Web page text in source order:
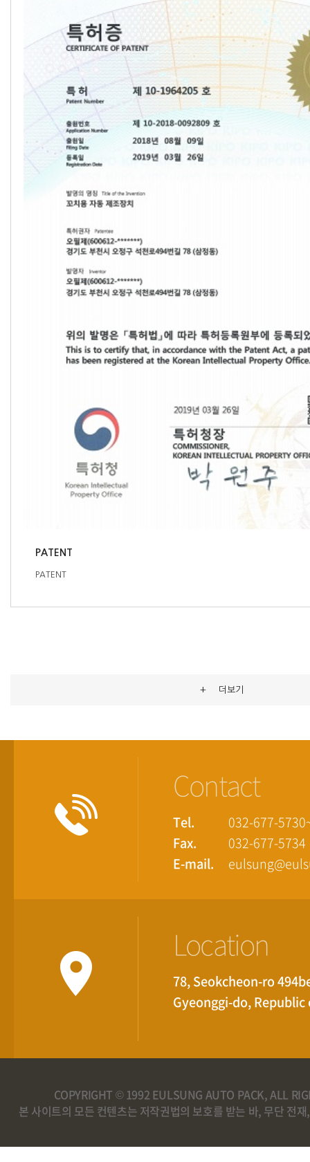
PATENT
PATENT
+ 더보기
Contact
Tel.
032-677-
Fax.
032-677-5734
E-mail.
Location
78, Seokcheon-ro
Gyeonggi-do, Republic
COPYRIGHT © 1992 EULSUNG AUTO PACK, ALL
본 사이트의 모든 컨텐츠는 저작권법의 보호를 받는 바, 무단 전